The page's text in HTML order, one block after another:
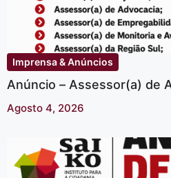
Imprensa & Anúncios
Anúncio – Assessor(a) de
Agosto 4, 2026